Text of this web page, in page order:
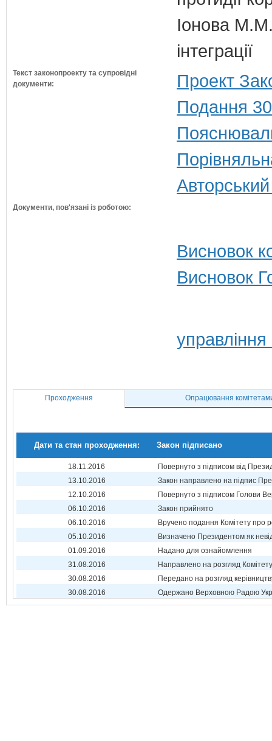
Іонова М.М.
інтеграції
Текст законопроекту та супровідні
документи:
Проект
Подання
Документи, пов'язані із роботою:
Висновок
Висновок
Проходження Опрацювання
Дати та стан проходження: Закон підписано
18.11.2016
Повернуто з підписом від
13.10.2016
Закон направлено на підпис
12.10.2016
Повернуто з підписом Голови
06.10.2016
Закон прийнято
06.10.2016
Вручено подання Комітету про
05.10.2016
Визначено Президентом як
01.09.2016
Надано для ознайомлення
31.08.2016
Направлено на розгляд Комітету
30.08.2016
Передано на розгляд
30.08.2016
Одержано Верховною Радою